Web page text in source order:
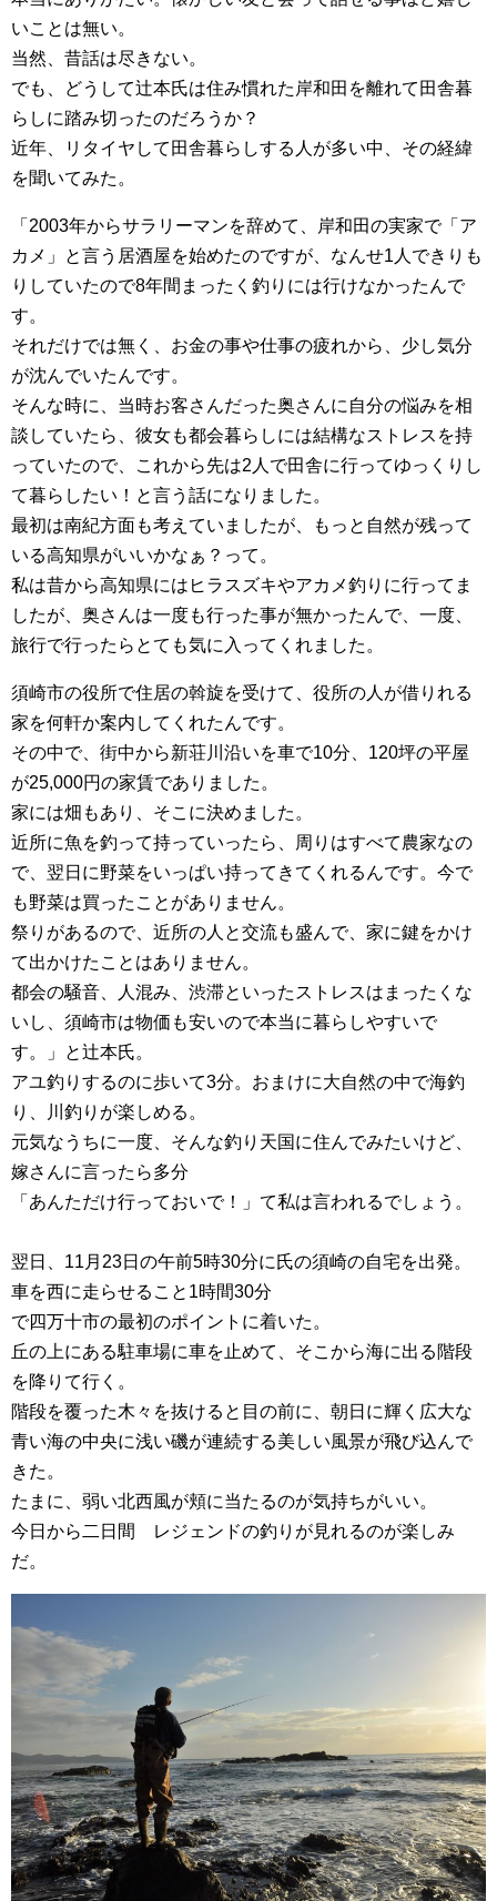
いことは無い。
当然、昔話は尽きない。
でも、どうして辻本氏は住み慣れた岸和田を離れて田舎暮
らしに踏み切ったのだろうか？
近年、リタイヤして田舎暮らしする人が多い中、その経緯
を聞いてみた。
「2003年からサラリーマンを辞めて、岸和田の実家で「ア
カメ」と言う居酒屋を始めたのですが、なんせ1人できりも
りしていたので8年間まったく釣りには行けなかったんで
す。
それだけでは無く、お金の事や仕事の疲れから、少し気分
が沈んでいたんです。
そんな時に、当時お客さんだった奥さんに自分の悩みを相
談していたら、彼女も都会暮らしには結構なストレスを持
っていたので、これから先は2人で田舎に行ってゆっくりし
て暮らしたい！と言う話になりました。
最初は南紀方面も考えていましたが、もっと自然が残って
いる高知県がいいかなぁ？って。
私は昔から高知県にはヒラスズキやアカメ釣りに行ってま
したが、奥さんは一度も行った事が無かったんで、一度、
旅行で行ったらとても気に入ってくれました。
須崎市の役所で住居の斡旋を受けて、役所の人が借りれる
家を何軒か案内してくれたんです。
その中で、街中から新荘川沿いを車で10分、120坪の平屋
が25,000円の家賃でありました。
家には畑もあり、そこに決めました。
近所に魚を釣って持っていったら、周りはすべて農家なの
で、翌日に野菜をいっぱい持ってきてくれるんです。今で
も野菜は買ったことがありません。
祭りがあるので、近所の人と交流も盛んで、家に鍵をかけ
て出かけたことはありません。
都会の騒音、人混み、渋滞といったストレスはまったくな
いし、須崎市は物価も安いので本当に暮らしやすいで
す。」と辻本氏。
アユ釣りするのに歩いて3分。おまけに大自然の中で海釣
り、川釣りが楽しめる。
元気なうちに一度、そんな釣り天国に住んでみたいけど、
嫁さんに言ったら多分
「あんただけ行っておいで！」て私は言われるでしょう。
翌日、11月23日の午前5時30分に氏の須崎の自宅を出発。
車を西に走らせること1時間30分
で四万十市の最初のポイントに着いた。
丘の上にある駐車場に車を止めて、そこから海に出る階段
を降りて行く。
階段を覆った木々を抜けると目の前に、朝日に輝く広大な
青い海の中央に浅い磯が連続する美しい風景が飛び込んで
きた。
たまに、弱い北西風が頬に当たるのが気持ちがいい。
今日から二日間 レジェンドの釣りが見れるのが楽しみ
だ。